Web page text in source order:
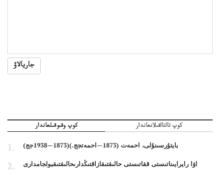
جاريالاۋ
كوپ وقىوقىلعاندار كوپ تالتالقىلانعاندار
بايتۇرسىنۇلى، احمەت (1873—احمەتجج.)(1873—1938جج)
اۋا رايرايىناتىستى ققاتىستى حالىقتىقازاقتىڭدارىحالىقتىقبولجامدارى